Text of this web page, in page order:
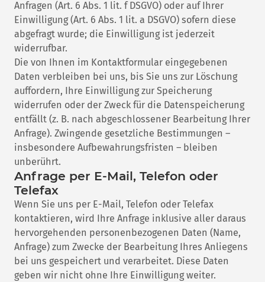
Anfragen (Art. 6 Abs. 1 lit. f DSGVO) oder auf Ihrer
Einwilligung (Art. 6 Abs. 1 lit. a DSGVO) sofern diese
abgefragt wurde; die Einwilligung ist jederzeit
widerrufbar.
Die von Ihnen im Kontaktformular eingegebenen
Daten verbleiben bei uns, bis Sie uns zur Löschung
auffordern, Ihre Einwilligung zur Speicherung
widerrufen oder der Zweck für die Datenspeicherung
entfällt (z. B. nach abgeschlossener Bearbeitung Ihrer
Anfrage). Zwingende gesetzliche Bestimmungen –
insbesondere Aufbewahrungsfristen – bleiben
unberührt.
Anfrage per E-Mail, Telefon oder
Telefax
Wenn Sie uns per E-Mail, Telefon oder Telefax
kontaktieren, wird Ihre Anfrage inklusive aller daraus
hervorgehenden personenbezogenen Daten (Name,
Anfrage) zum Zwecke der Bearbeitung Ihres Anliegens
bei uns gespeichert und verarbeitet. Diese Daten
geben wir nicht ohne Ihre Einwilligung weiter.